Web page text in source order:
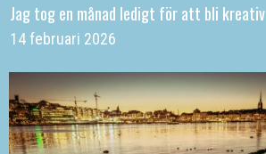
Jag tog en månad ledigt för att bli kreativ
14 februari 2026